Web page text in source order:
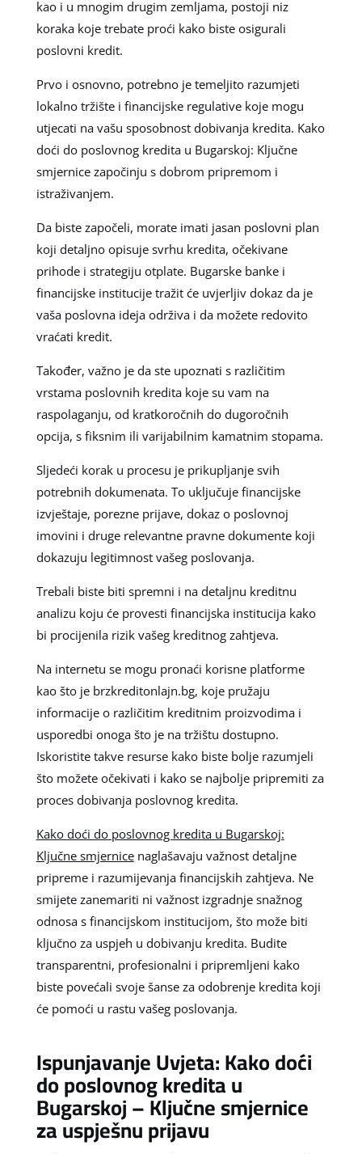
kao i u mnogim drugim zemljama, postoji niz
koraka koje trebate proći kako biste osigurali
poslovni kredit.
Prvo i osnovno, potrebno je temeljito razumjeti
lokalno tržište i financijske regulative koje mogu
utjecati na vašu sposobnost dobivanja kredita. Kako
doći do poslovnog kredita u Bugarskoj: Ključne
smjernice započinju s dobrom pripremom i
istraživanjem.
Da biste započeli, morate imati jasan poslovni plan
koji detaljno opisuje svrhu kredita, očekivane
prihode i strategiju otplate. Bugarske banke i
financijske institucije tražit će uvjerljiv dokaz da je
vaša poslovna ideja održiva i da možete redovito
vraćati kredit.
Također, važno je da ste upoznati s različitim
vrstama poslovnih kredita koje su vam na
raspolaganju, od kratkoročnih do dugoročnih
opcija, s fiksnim ili varijabilnim kamatnim stopama.
Sljedeći korak u procesu je prikupljanje svih
potrebnih dokumenata. To uključuje financijske
izvještaje, porezne prijave, dokaz o poslovnoj
imovini i druge relevantne pravne dokumente koji
dokazuju legitimnost vašeg poslovanja.
Trebali biste biti spremni i na detaljnu kreditnu
analizu koju će provesti financijska institucija kako
bi procijenila rizik vašeg kreditnog zahtjeva.
Na internetu se mogu pronaći korisne platforme
kao što je brzkreditonlajn.bg, koje pružaju
informacije o različitim kreditnim proizvodima i
usporedbi onoga što je na tržištu dostupno.
Iskoristite takve resurse kako biste bolje razumjeli
što možete očekivati i kako se najbolje pripremiti za
proces dobivanja poslovnog kredita.
Kako doći do poslovnog kredita u Bugarskoj:
Ključne smjernicenaglašavaju važnost detaljne
pripreme i razumijevanja financijskih zahtjeva. Ne
smijete zanemariti ni važnost izgradnje snažnog
odnosa s financijskom institucijom, što može biti
ključno za uspjeh u dobivanju kredita. Budite
transparentni, profesionalni i pripremljeni kako
biste povećali svoje šanse za odobrenje kredita koji
će pomoći u rastu vašeg poslovanja.
Ispunjavanje Uvjeta: Kako doći
do poslovnog kredita u
Bugarskoj – Ključne smjernice
za uspješnu prijavu